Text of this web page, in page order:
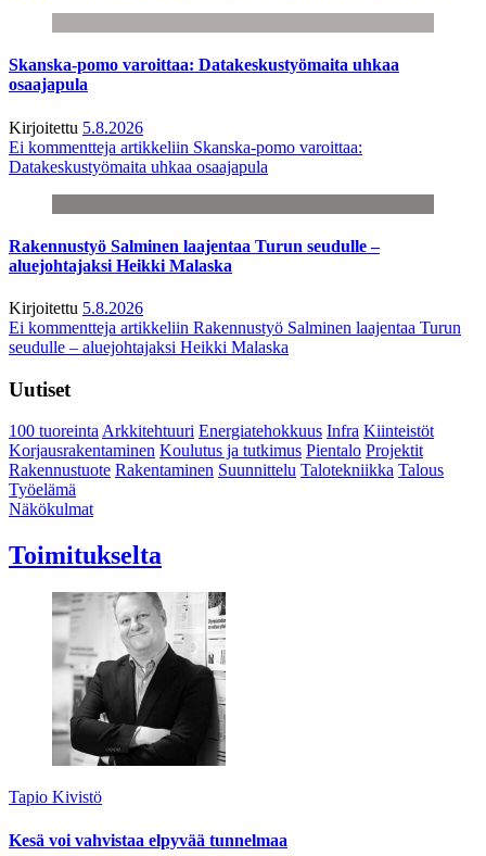
Skanska-pomo varoittaa: Datakeskustyömaita uhkaa
osaajapula
Kirjoitettu 5.8.2026
Ei kommentteja artikkeliin Skanska-pomo varoittaa:
Datakeskustyömaita uhkaa osaajapula
Rakennustyö Salminen laajentaa Turun seudulle –
aluejohtajaksi Heikki Malaska
Kirjoitettu 5.8.2026
Ei kommentteja artikkeliin Rakennustyö Salminen laajentaa Turun
seudulle – aluejohtajaksi Heikki Malaska
Uutiset
100 tuoreintaArkkitehtuuri Energiatehokkuus Infra Kiinteistöt
Korjausrakentaminen Koulutus ja tutkimus Pientalo Projektit
Rakennustuote Rakentaminen Suunnittelu Talotekniikka Talous
Työelämä
Näkökulmat
Toimitukselta
Tapio Kivistö
Kesä voi vahvistaa elpyvää tunnelmaa